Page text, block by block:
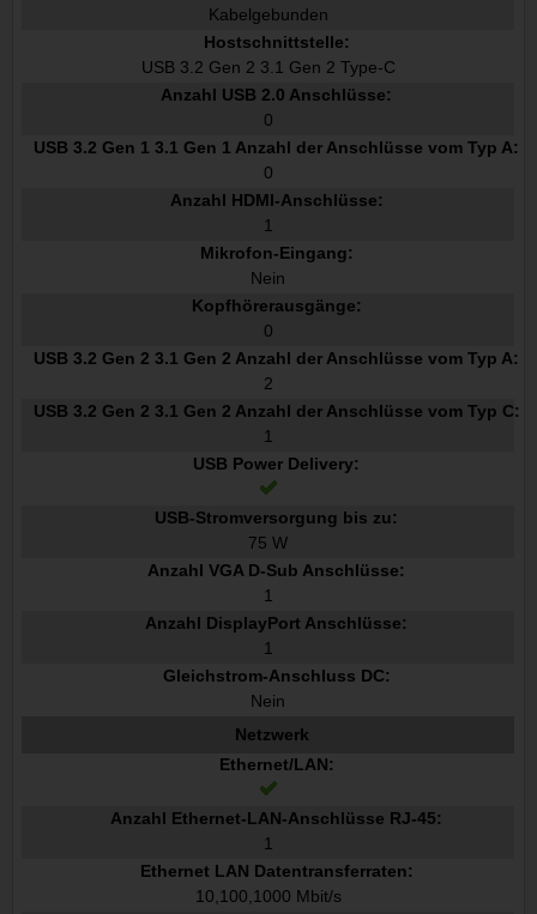
Kabelgebunden
Hostschnittstelle:
USB 3.2 Gen 2 3.1 Gen 2 Type-C
Anzahl USB 2.0 Anschlüsse:
0
USB 3.2 Gen 1 3.1 Gen 1 Anzahl der Anschlüsse vom Typ A:
0
Anzahl HDMI-Anschlüsse:
1
Mikrofon-Eingang:
Nein
Kopfhörerausgänge:
0
USB 3.2 Gen 2 3.1 Gen 2 Anzahl der Anschlüsse vom Typ A:
2
USB 3.2 Gen 2 3.1 Gen 2 Anzahl der Anschlüsse vom Typ C:
1
USB Power Delivery:
USB-Stromversorgung bis zu:
75 W
Anzahl VGA D-Sub Anschlüsse:
1
Anzahl DisplayPort Anschlüsse:
1
Gleichstrom-Anschluss DC:
Nein
Netzwerk
Ethernet/LAN:
Anzahl Ethernet-LAN-Anschlüsse RJ-45:
1
Ethernet LAN Datentransferraten:
10,100,1000 Mbit/s